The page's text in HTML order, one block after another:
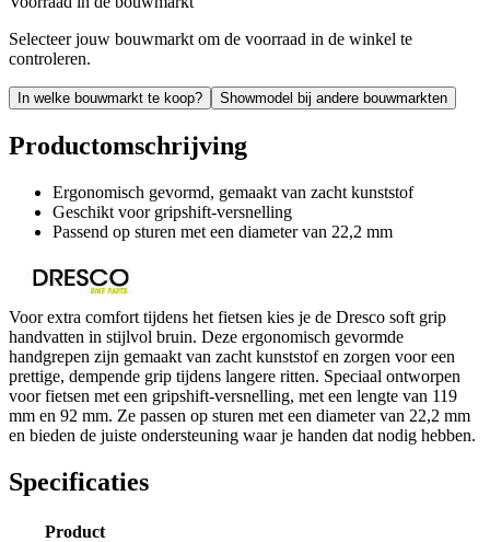
Selecteer jouw bouwmarkt om de voorraad in de winkel te
controleren.
In welke bouwmarkt te koop? Showmodel bij andere bouwmarkten
Productomschrijving
Ergonomisch gevormd, gemaakt van zacht kunststof
Geschikt voor gripshift-versnelling
Passend op sturen met een diameter van 22,2 mm
Voor extra comfort tijdens het fietsen kies je de Dresco soft grip
handvatten in stijlvol bruin. Deze ergonomisch gevormde
handgrepen zijn gemaakt van zacht kunststof en zorgen voor een
prettige, dempende grip tijdens langere ritten. Speciaal ontworpen
voor fietsen met een gripshift-versnelling, met een lengte van 119
mm en 92 mm. Ze passen op sturen met een diameter van 22,2 mm
en bieden de juiste ondersteuning waar je handen dat nodig hebben.
Specificaties
Product